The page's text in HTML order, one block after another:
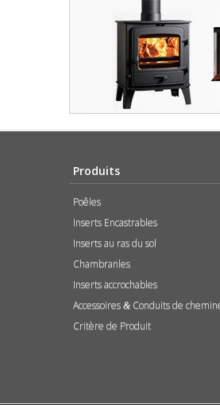
Produits
Poêles
Inserts Encastrables
Inserts au ras du sol
Chambranles
Inserts accrochables
Accessoires & Conduits de
Critère de Produit